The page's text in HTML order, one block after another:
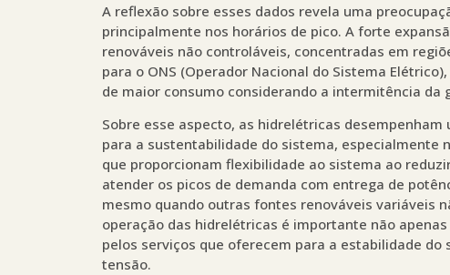
A reflexão sobre esses dados revela uma
principalmente nos horários de pico. A forte
renováveis não controláveis, concentradas em
para o ONS (Operador Nacional do Sistema
de maior consumo considerando a intermitência da
Sobre esse aspecto, as hidrelétricas
para a sustentabilidade do sistema, especialmente
que proporcionam flexibilidade ao sistema ao
atender os picos de demanda com entrega de
mesmo quando outras fontes renováveis variáveis
operação das hidrelétricas é importante não
pelos serviços que oferecem para a estabilidade
tensão.